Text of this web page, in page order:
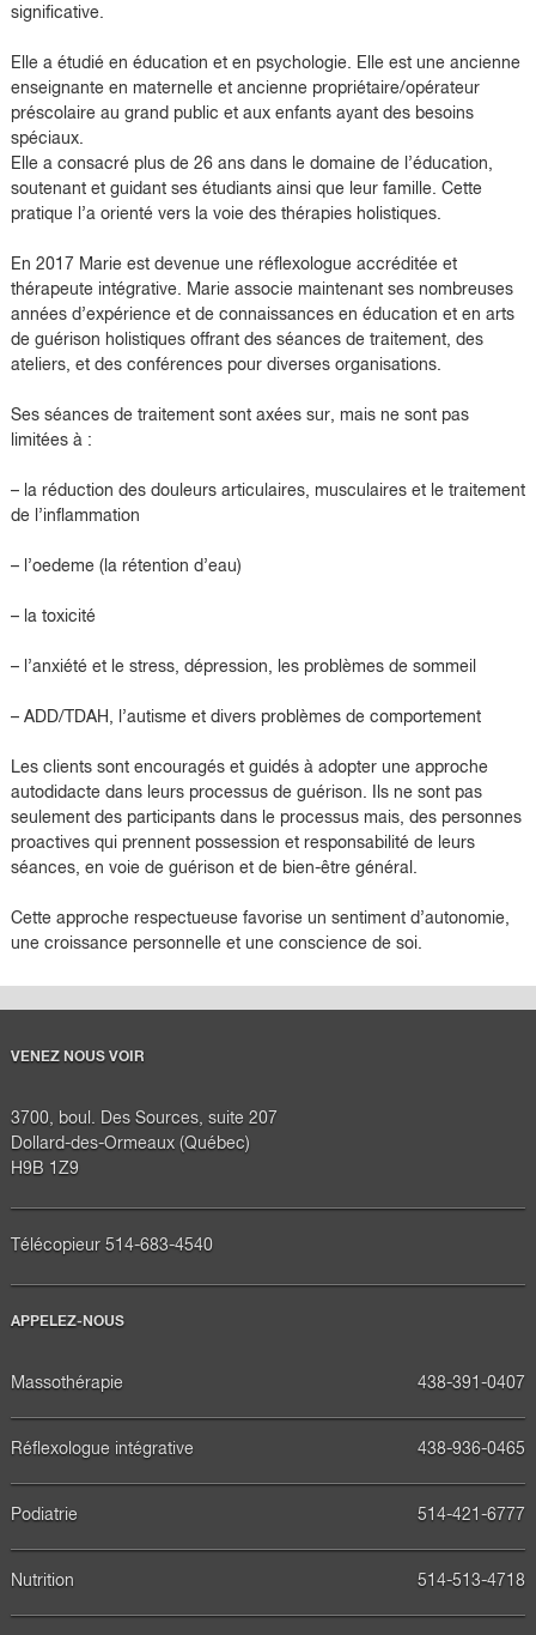
significative.
Elle a étudié en éducation et en psychologie. Elle est une ancienne
enseignante en maternelle et ancienne propriétaire/opérateur
préscolaire au grand public et aux enfants ayant des besoins
spéciaux.
Elle a consacré plus de 26 ans dans le domaine de l’éducation,
soutenant et guidant ses étudiants ainsi que leur famille. Cette
pratique l’a orienté vers la voie des thérapies holistiques.
En 2017 Marie est devenue une réflexologue accréditée et
thérapeute intégrative. Marie associe maintenant ses nombreuses
années d’expérience et de connaissances en éducation et en arts
de guérison holistiques offrant des séances de traitement, des
ateliers, et des conférences pour diverses organisations.
Ses séances de traitement sont axées sur, mais ne sont pas
limitées à :
– la réduction des douleurs articulaires, musculaires et le traitement
de l’inflammation
– l’oedeme (la rétention d’eau)
– la toxicité
– l’anxiété et le stress, dépression, les problèmes de sommeil
– ADD/TDAH, l’autisme et divers problèmes de comportement
Les clients sont encouragés et guidés à adopter une approche
autodidacte dans leurs processus de guérison. Ils ne sont pas
seulement des participants dans le processus mais, des personnes
proactives qui prennent possession et responsabilité de leurs
séances, en voie de guérison et de bien-être général.
Cette approche respectueuse favorise un sentiment d’autonomie,
une croissance personnelle et une conscience de soi.
VENEZ NOUS VOIR
3700, boul. Des Sources, suite 207
Dollard-des-Ormeaux (Québec)
H9B 1Z9
Télécopieur 514-683-4540
APPELEZ-NOUS
Massothérapie 438-391-0407
Réflexologue intégrative 438-936-0465
Podiatrie 514-421-6777
Nutrition 514-513-4718